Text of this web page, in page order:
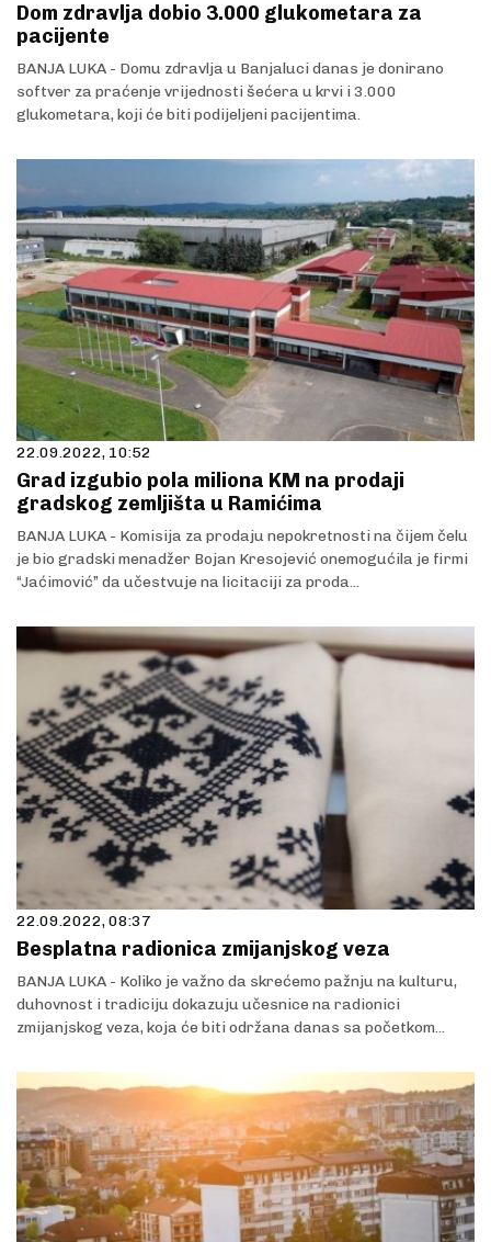
Dom zdravlja dobio 3.000 glukometara za
pacijente
BANJA LUKA - Domu zdravlja u Banjaluci danas je donirano
softver za praćenje vrijednosti šećera u krvi i 3.000
glukometara, koji će biti podijeljeni pacijentima.
22.09.2022, 10:52
Grad izgubio pola miliona KM na prodaji
gradskog zemljišta u Ramićima
BANJA LUKA - Komisija za prodaju nepokretnosti na čijem čelu
je bio gradski menadžer Bojan Kresojević onemogućila je firmi
“Jaćimović” da učestvuje na licitaciji za proda...
22.09.2022, 08:37
Besplatna radionica zmijanjskog veza
BANJA LUKA - Koliko je važno da skrećemo pažnju na kulturu,
duhovnost i tradiciju dokazuju učesnice na radionici
zmijanjskog veza, koja će biti održana danas sa početkom...